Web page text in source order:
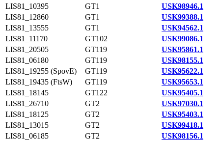
LIS81_10395
GT1
USK98946.1
LIS81_12860
GT1
USK99388.1
LIS81_13555
GT1
USK94562.1
LIS81_11170
GT102
USK99086.1
LIS81_20505
GT119
USK95861.1
LIS81_06180
GT119
USK98155.1
LIS81_19255 (SpovE)
GT119
USK95622.1
LIS81_19435 (FtsW)
GT119
USK95653.1
LIS81_18145
GT122
USK95405.1
LIS81_26710
GT2
USK97030.1
LIS81_18125
GT2
USK95403.1
LIS81_13015
GT2
USK99418.1
LIS81_06185
GT2
USK98156.1